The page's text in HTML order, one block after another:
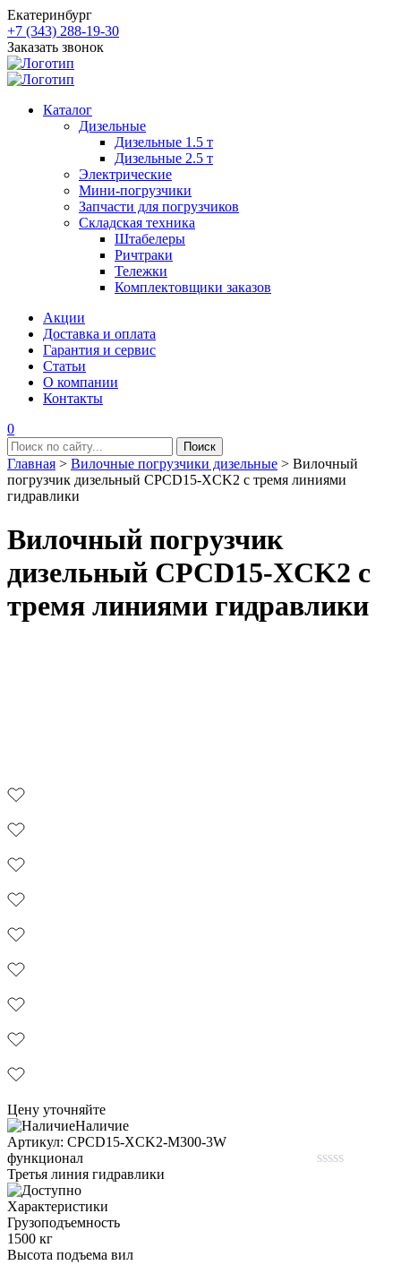
Екатеринбург
+7 (343) 288-19-30
Заказать звонок
Каталог
Дизельные
Дизельные 1.5 т
Дизельные 2.5 т
Электрические
Мини-погрузчики
Запчасти для погрузчиков
Складская техника
Штабелеры
Ричтраки
Тележки
Комплектовщики заказов
Акции
Доставка и оплата
Гарантия и сервис
Статьи
О компании
Контакты
0
Главная > Вилочные погрузчики дизельные > Вилочный
погрузчик дизельный CPCD15-XCK2 с тремя линиями
гидравлики
Вилочный погрузчик
дизельный CPCD15-XCK2 с
тремя линиями гидравлики
Цену уточняйте
Наличие
Aртикул: CPCD15-XCK2-M300-3W
функционал
Третья линия гидравлики
Характеристики
Грузоподъемность
1500 кг
Высота подъема вил